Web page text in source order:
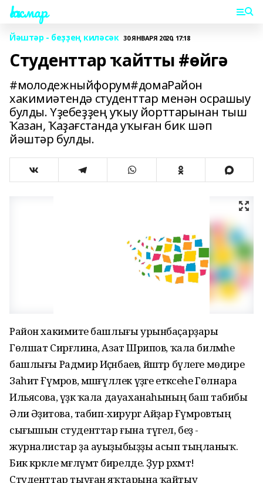
Һаҡмар
Йәштәр - беҙҙең киләсәк 30 ЯНВАРЯ 2020, 17:18
Студенттар ҡайтты #өйгә
#молодежныйфорум#домаРайон
хакимиәтендә студенттар менән осрашыу
булды. Үҙебеҙҙең уҡыу йорттарынан тыш
Ҡазан, Ҡаҙағстанда уҡыған бик шәп
йәштәр булды.
Район хакимиәте башлығы урынбаҫарҙары
Гөлшат Сирғәлина, Азат Шәрипов, ҡала биләмәһе
башлығы Радмир Иҫәнбаев, йәштәр бүлеге мөдире
Заһит Ғүмәров, мәшғүллек үҙәге етәксеһе Гөлнара
Ильясова, үҙәк ҡала дауаханаһының баш табибы
Әлиә Әҙиәтова, табип-хирург Айҙар Ғүмәровтың
сығышын студенттар ғына түгел, беҙ -
журналистар ҙа ауыҙыбыҙҙы асып тыңланыҡ.
Бик кәрәкле мәғлүмәт бирелде. Ҙур рәхмәт!
Студенттар тыуған яҡтарына ҡайтыу